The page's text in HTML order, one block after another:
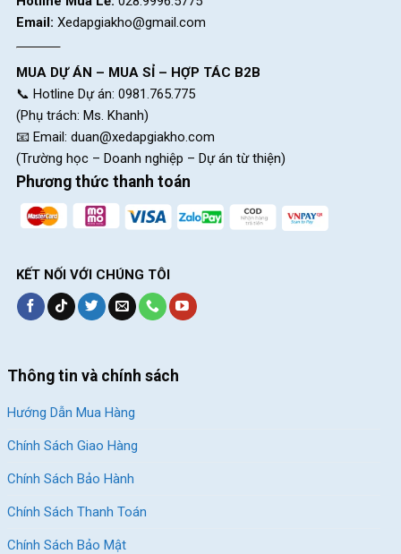
Email: Xedapgiakho@gmail.com
MUA DỰ ÁN – MUA SỈ – HỢP TÁC B2B
📞 Hotline Dự án: 0981.765.775
(Phụ trách: Ms. Khanh)
📧 Email: duan@xedapgiakho.com
(Trường học – Doanh nghiệp – Dự án từ thiện)
Phương thức thanh toán
KẾT NỐI VỚI CHÚNG TÔI
Thông tin và chính sách
Hướng Dẫn Mua Hàng
Chính Sách Giao Hàng
Chính Sách Bảo Hành
Chính Sách Thanh Toán
Chính Sách Bảo Mật